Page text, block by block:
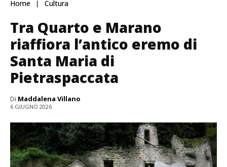
Home Cultura
Tra Quarto e Marano
riaffiora l’antico eremo di
Santa Maria di
Pietraspaccata
Di Maddalena Villano
6 GIUGNO 2026